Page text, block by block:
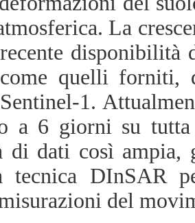
La
quelli forniti,
1.
a 6 giorni su
di dati così ampia,
tecnica DInSAR
del